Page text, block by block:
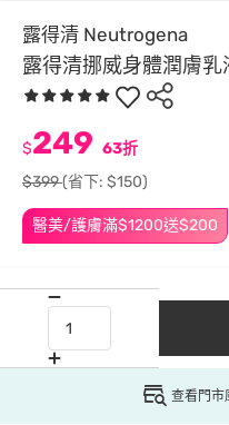
露得清 Neutrogena
露得清挪威身體潤膚
醫美/護膚滿$1200送$200
$249 63折
$399(省下: $150)
查看門市